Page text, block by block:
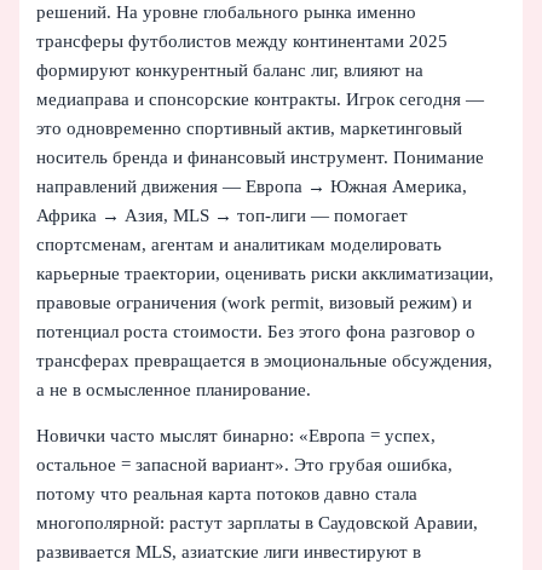
решений. На уровне глобального рынка именно
трансферы футболистов между континентами 2025
формируют конкурентный баланс лиг, влияют на
медиаправа и спонсорские контракты. Игрок сегодня —
это одновременно спортивный актив, маркетинговый
носитель бренда и финансовый инструмент. Понимание
направлений движения — Европа → Южная Америка,
Африка → Азия, MLS → топ‑лиги — помогает
спортсменам, агентам и аналитикам моделировать
карьерные траектории, оценивать риски акклиматизации,
правовые ограничения (work permit, визовый режим) и
потенциал роста стоимости. Без этого фона разговор о
трансферах превращается в эмоциональные обсуждения,
а не в осмысленное планирование.
Новички часто мыслят бинарно: «Европа = успех,
остальное = запасной вариант». Это грубая ошибка,
потому что реальная карта потоков давно стала
многополярной: растут зарплаты в Саудовской Аравии,
развивается MLS, азиатские лиги инвестируют в